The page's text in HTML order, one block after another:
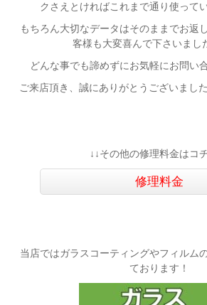
クさえとければこれまで通り使って
もちろん大切なデータはそのままでお返
客様も大変喜んで下さいまし
どんな事でも諦めずにお気軽にお問い
ご来店頂き、誠にありがとうございま
↓↓その他の修理料金はコ
修理料金
当店ではガラスコーティングやフィルム
ております！